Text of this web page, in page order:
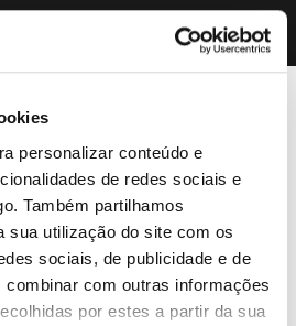
personalizar conteúdo e
de redes sociais e
Também partilhamos
sua utilização do site com os
sociais, de publicidade e de
combinar com outras informações
por estes a partir da sua